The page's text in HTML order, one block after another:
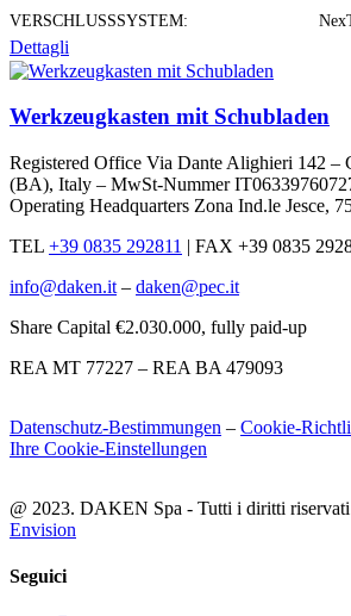
VERSCHLUSSSYSTEM:
Dettagli
Werkzeugkasten mit Schubladen
Registered Office Via Dante Alighieri 142 –
(BA), Italy – MwSt-Nummer
Operating Headquarters Zona Ind.le Jesce,
TEL +39 0835 292811 | FAX +39 0835
info@daken.it – daken@pec.it
Share Capital €2.030.000, fully paid-up
REA MT 77227 – REA BA 479093
Datenschutz-Bestimmungen – Cookie-
Ihre Cookie-Einstellungen
@ 2023. DAKEN Spa - Tutti i diritti
Envision
Seguici